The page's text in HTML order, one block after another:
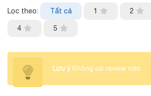
Lọc theo: Tất cả 1 2
4 5
Lưu ýKhông có review nào